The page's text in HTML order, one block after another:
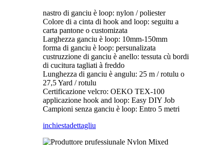
nastro di ganciu è loop: nylon / poliester
Colore di a cinta di hook and loop: seguitu a
carta pantone o customizata
Larghezza ganciu è loop: 10mm-150mm
forma di ganciu è loop: persunalizata
custruzzione di ganciu è anello: tessuta cù bordi
di cucitura tagliati à freddo
Lunghezza di ganciu è angulu: 25 m / rotulu o
27,5 Yard / rotulu
Certificazione velcro: OEKO TEX-100
applicazione hook and loop: Easy DIY Job
Campioni senza ganciu è loop: Entro 5 metri
inchiestadettagliu